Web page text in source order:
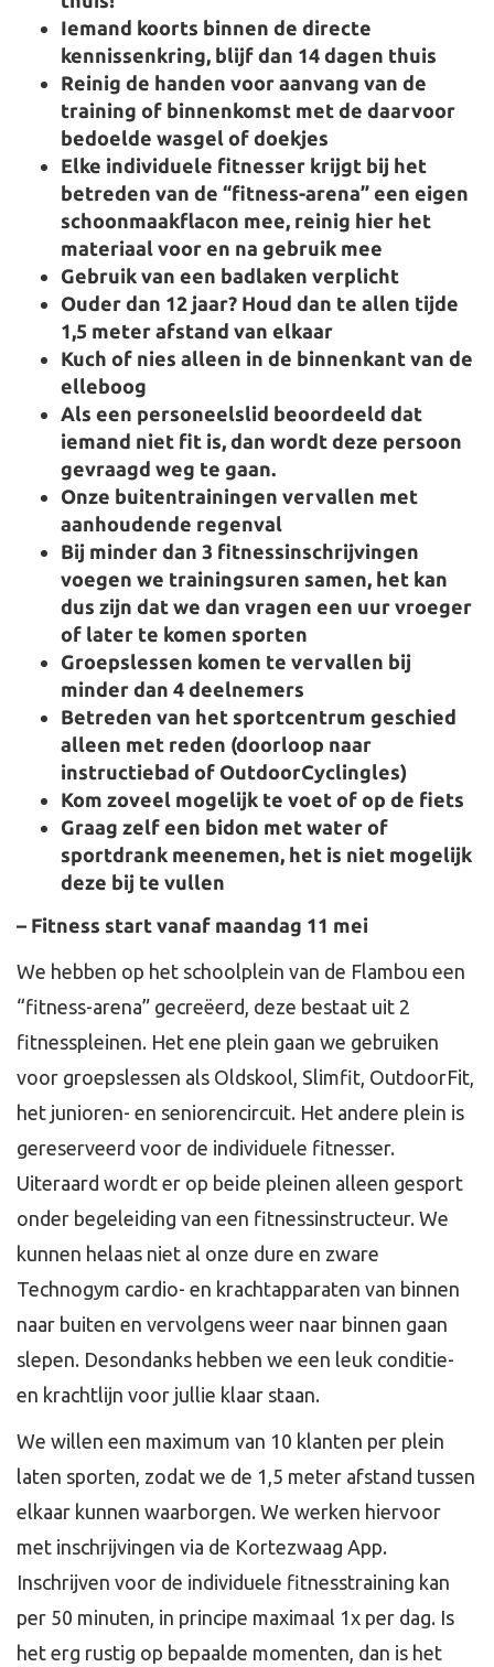
Iemand koorts binnen de directe
kennissenkring, blijf dan 14 dagen thuis
Reinig de handen voor aanvang van de
training of binnenkomst met de daarvoor
bedoelde wasgel of doekjes
Elke individuele fitnesser krijgt bij het
betreden van de “fitness-arena” een eigen
schoonmaakflacon mee, reinig hier het
materiaal voor en na gebruik mee
Gebruik van een badlaken verplicht
Ouder dan 12 jaar? Houd dan te allen tijde
1,5 meter afstand van elkaar
Kuch of nies alleen in de binnenkant van de
elleboog
Als een personeelslid beoordeeld dat
iemand niet fit is, dan wordt deze persoon
gevraagd weg te gaan.
Onze buitentrainingen vervallen met
aanhoudende regenval
Bij minder dan 3 fitnessinschrijvingen
voegen we trainingsuren samen, het kan
dus zijn dat we dan vragen een uur vroeger
of later te komen sporten
Groepslessen komen te vervallen bij
minder dan 4 deelnemers
Betreden van het sportcentrum geschied
alleen met reden (doorloop naar
instructiebad of OutdoorCyclingles)
Kom zoveel mogelijk te voet of op de fiets
Graag zelf een bidon met water of
sportdrank meenemen, het is niet mogelijk
deze bij te vullen
– Fitness start vanaf maandag 11 mei
We hebben op het schoolplein van de Flambou een
“fitness-arena” gecreëerd, deze bestaat uit 2
fitnesspleinen. Het ene plein gaan we gebruiken
voor groepslessen als Oldskool, Slimfit, OutdoorFit,
het junioren- en seniorencircuit. Het andere plein is
gereserveerd voor de individuele fitnesser.
Uiteraard wordt er op beide pleinen alleen gesport
onder begeleiding van een fitnessinstructeur. We
kunnen helaas niet al onze dure en zware
Technogym cardio- en krachtapparaten van binnen
naar buiten en vervolgens weer naar binnen gaan
slepen. Desondanks hebben we een leuk conditie-
en krachtlijn voor jullie klaar staan.
We willen een maximum van 10 klanten per plein
laten sporten, zodat we de 1,5 meter afstand tussen
elkaar kunnen waarborgen. We werken hiervoor
met inschrijvingen via de Kortezwaag App.
Inschrijven voor de individuele fitnesstraining kan
per 50 minuten, in principe maximaal 1x per dag. Is
het erg rustig op bepaalde momenten, dan is het